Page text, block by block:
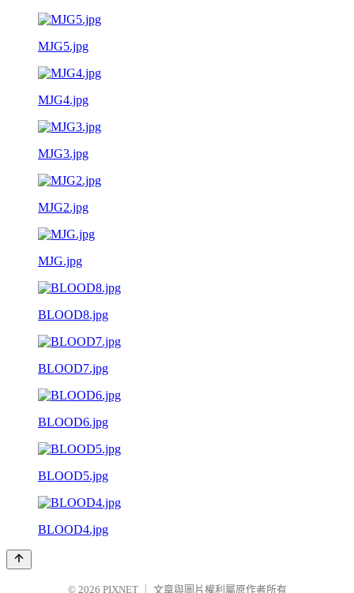
MJG5.jpg
MJG4.jpg
MJG3.jpg
MJG2.jpg
MJG.jpg
BLOOD8.jpg
BLOOD7.jpg
BLOOD6.jpg
BLOOD5.jpg
BLOOD4.jpg
© 2026 PIXNET 文章與圖片權利屬原作者所有